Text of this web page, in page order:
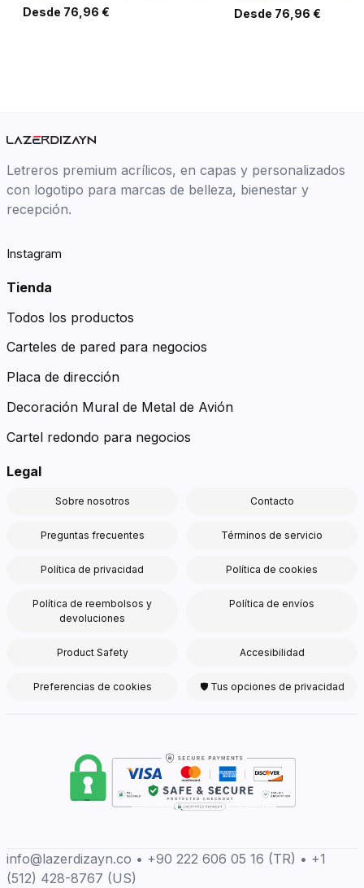
Desde 76,96 € Desde 76,96 €
Letreros premium acrílicos, en capas y personalizados
con logotipo para marcas de belleza, bienestar y
recepción.
Instagram
Tienda
Todos los productos
Carteles de pared para negocios
Placa de dirección
Decoración Mural de Metal de Avión
Cartel redondo para negocios
Legal
Sobre nosotros Contacto
Preguntas frecuentes Términos de servicio
Política de privacidad Política de cookies
Política de reembolsos y
devoluciones
Política de envíos
Product Safety Accesibilidad
Preferencias de cookies 🛡 Tus opciones de privacidad
info@lazerdizayn.co • +90 222 606 05 16 (TR) • +1
(512) 428-8767 (US)